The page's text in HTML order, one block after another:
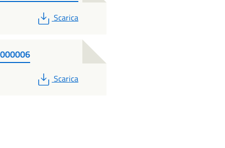
PDF
Scarica
PDF
Scarica